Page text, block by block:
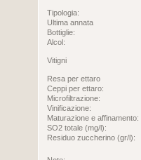
Tipologia:
Ultima annata
Bottiglie:
Alcol:
Vitigni
Resa per ettaro
Ceppi per ettaro:
Microfiltrazione:
Vinificazione:
Maturazione e affinamento:
SO2 totale (mg/l):
Residuo zuccherino (gr/l):